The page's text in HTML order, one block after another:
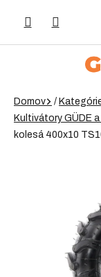
Domov /
Kultivátory GÜDE
kolesá 400x10